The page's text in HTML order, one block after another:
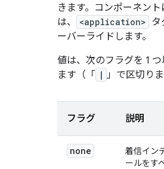
きます。コンポーネン
は、
<application> タ
ーバーライドします。
値は、次のフラグを 1
ます（「
| 」で区切りま
フラグ 説明
none
着信イン
ールをす